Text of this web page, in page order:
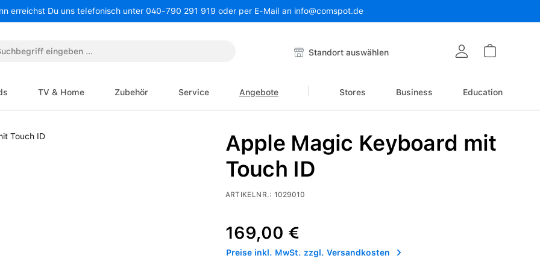
erreichst Du uns telefonisch unter 040-790 291 919 oder per E-Mail an info@comspot.de
Standort auswählen
TV & Home Zubehör Service Angebote Stores Business Education
Apple Magic Keyboard mit
Touch ID
ARTIKELNR.: 1029010
Regulärer Preis:
169,00 €
Preise inkl. MwSt. zzgl. Versandkosten